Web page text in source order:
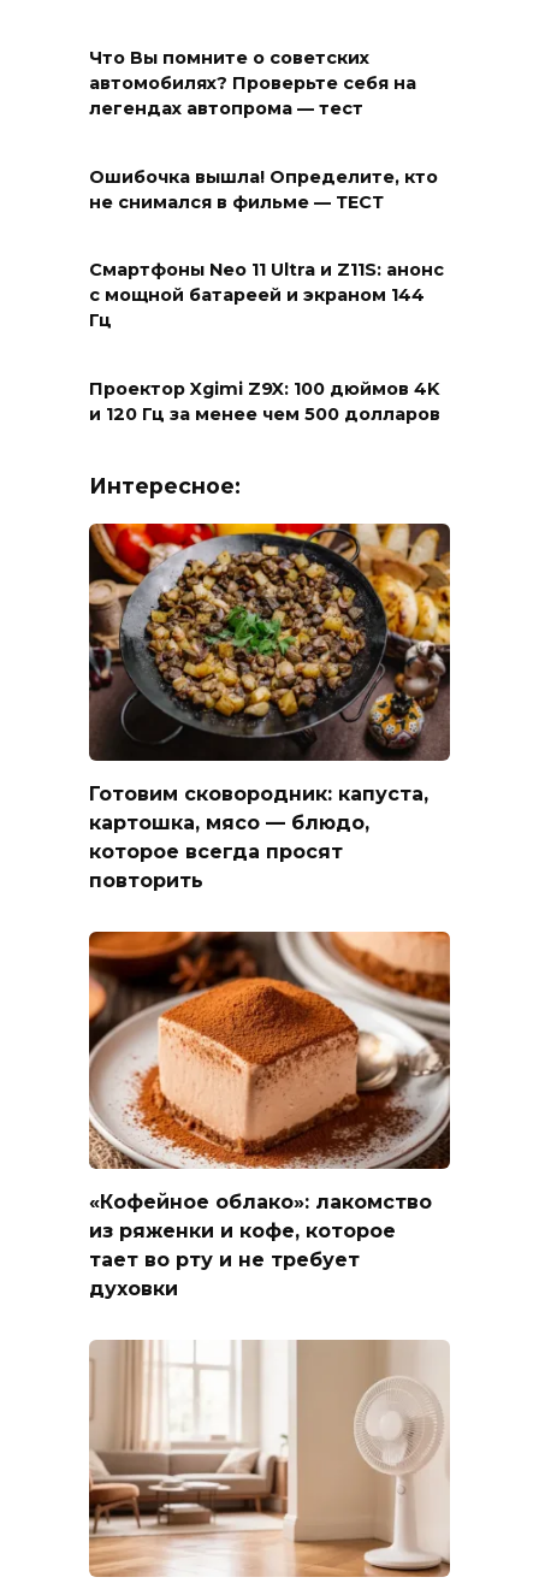
Что Вы помните о советских
автомобилях? Проверьте себя на
легендах автопрома — тест
Ошибочка вышла! Определите, кто
не снимался в фильме — ТЕСТ
Смартфоны Neo 11 Ultra и Z11S: анонс
с мощной батареей и экраном 144
Гц
Проектор Xgimi Z9X: 100 дюймов 4K
и 120 Гц за менее чем 500 долларов
Интересное:
Готовим сковородник: капуста,
картошка, мясо — блюдо,
которое всегда просят
повторить
«Кофейное облако»: лакомство
из ряженки и кофе, которое
тает во рту и не требует
духовки